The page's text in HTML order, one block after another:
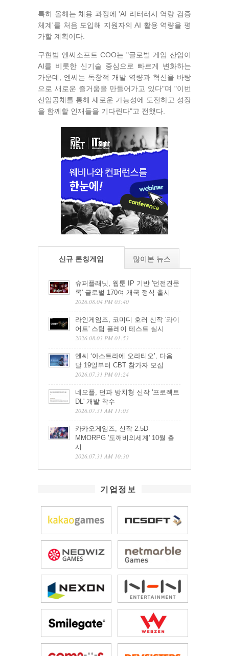
특히 올해는 채용 과정에 'AI 리터러시 역량 검증
체계'를 처음 도입해 지원자의 AI 활용 역량을 평
가할 계획이다.
구현범 엔씨소프트 COO는 "글로벌 게임 산업이
AI를 비롯한 신기술 중심으로 빠르게 변화하는
가운데, 엔씨는 독창적 개발 역량과 혁신을 바탕
으로 새로운 즐거움을 만들어가고 있다"며 "이번
신입공채를 통해 새로운 가능성에 도전하고 성장
을 함께할 인재들을 기다린다"고 전했다.
신규 론칭게임 많이본 뉴스
슈퍼플래닛, 웹툰 IP 기반 '던전견문
록' 글로벌 170여 개국 정식 출시
2026.08.04 PM 03:40
라인게임즈, 코미디 호러 신작 '콰이
어트' 스팀 플레이 테스트 실시
2026.08.03 PM 01:53
엔씨 ‘아스트라에 오라티오’, 다음
달 19일부터 CBT 참가자 모집
2026.07.31 PM 01:24
네오플, 던파 방치형 신작 '프로젝트
DL' 개발 착수
2026.07.31 AM 11:03
카카오게임즈, 신작 2.5D
MMORPG '도깨비의세계' 10월 출
시
2026.07.31 AM 10:30
기업정보